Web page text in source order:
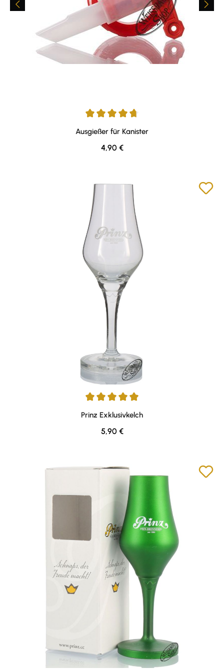
Durchschnittliche Bewertung von 4.76 von 5 Sternen
Ausgießer für Kanister
Regulärer Preis:
4,90 €
Durchschnittliche Bewertung von 5 von 5 Sternen
Prinz Exklusivkelch
Regulärer Preis:
5,90 €